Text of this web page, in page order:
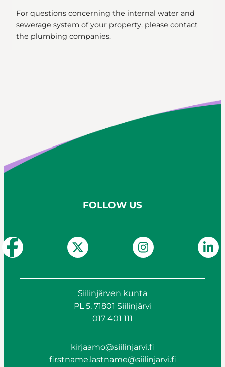
For questions concerning the internal water and
sewerage system of your property, please contact
the plumbing companies.
FOLLOW US
Siilinjärven kunta
PL 5, 71801 Siilinjärvi
017 401 111
kirjaamo@siilinjarvi.fi
firstname.lastname@siilinjarvi.fi